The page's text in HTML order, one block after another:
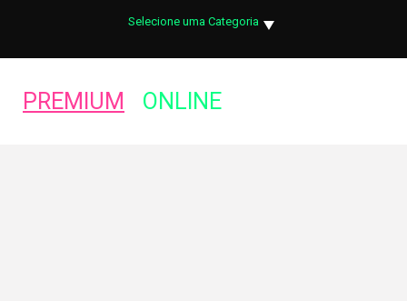
Selecione uma Categoria
PREMIUM ONLINE